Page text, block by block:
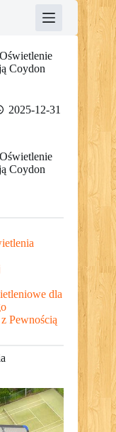
Coydon
2025-12-31
Coydon
dla
Pewnością